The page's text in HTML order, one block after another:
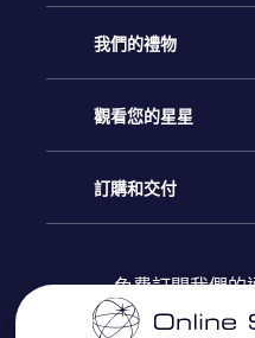
客戶服務
聯繫我們
博客
評論
我們的禮物
Online Star禮物
OSR禮物包
OSR 禮物卡
觀看您的星星
星星注册
個性化的Star Page
訂購和交付
付款資訊
免費訂閱我們的